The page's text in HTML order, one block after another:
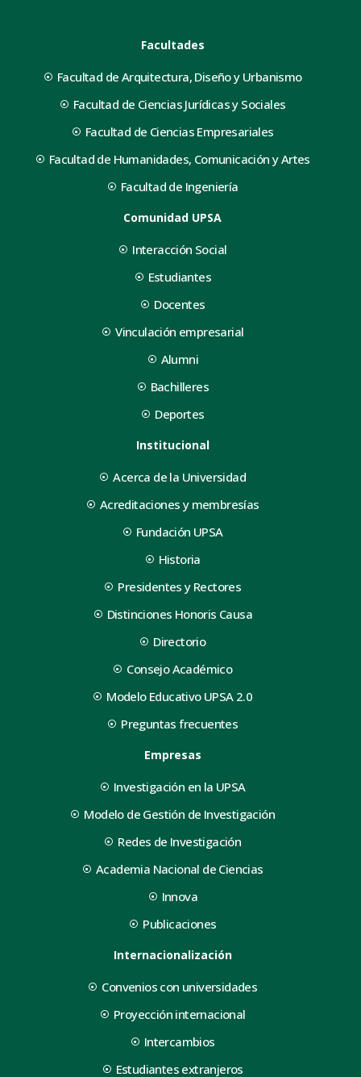
Facultades
Facultad de Arquitectura, Diseño y Urbanismo
Facultad de Ciencias Jurídicas y Sociales
Facultad de Ciencias Empresariales
Facultad de Humanidades, Comunicación y Artes
Facultad de Ingeniería
Comunidad UPSA
Interacción Social
Estudiantes
Docentes
Vinculación empresarial
Alumni
Bachilleres
Deportes
Institucional
Acerca de la Universidad
Acreditaciones y membresías
Fundación UPSA
Historia
Presidentes y Rectores
Distinciones Honoris Causa
Directorio
Consejo Académico
Modelo Educativo UPSA 2.0
Preguntas frecuentes
Empresas
Investigación en la UPSA
Modelo de Gestión de Investigación
Redes de Investigación
Academia Nacional de Ciencias
Innova
Publicaciones
Internacionalización
Convenios con universidades
Proyección internacional
Intercambios
Estudiantes extranjeros